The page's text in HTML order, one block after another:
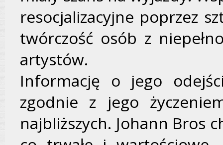
resocjalizacyjne
twórczość osób z
artystów.
Informację o jego
zgodnie z jego
najbliższych. Johann Bros